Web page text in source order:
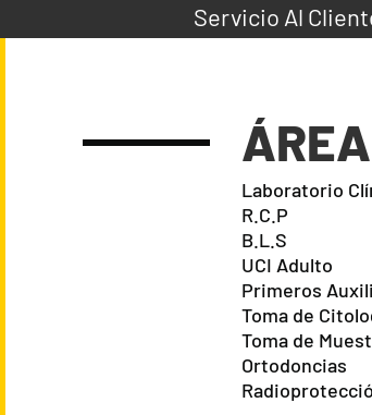
Servicio Al
Laboratorio
R.C.P
B.L.S
UCI Adulto
Primeros
Toma de
Toma de
Ortodoncias